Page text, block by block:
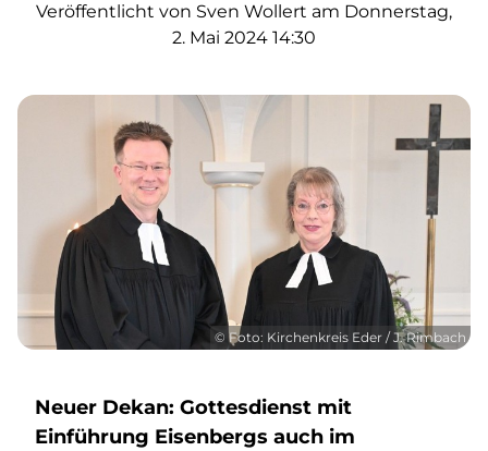
Veröffentlicht von Sven Wollert am Donnerstag,
2. Mai 2024 14:30
© Foto: Kirchenkreis Eder / J. Rimbach
Neuer Dekan: Gottesdienst mit
Einführung Eisenbergs auch im